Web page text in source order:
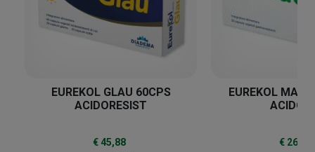
EUREKOL GLAU 60CPS
ACIDORESIST
€ 45,88
EUREKOL
€ 26,47